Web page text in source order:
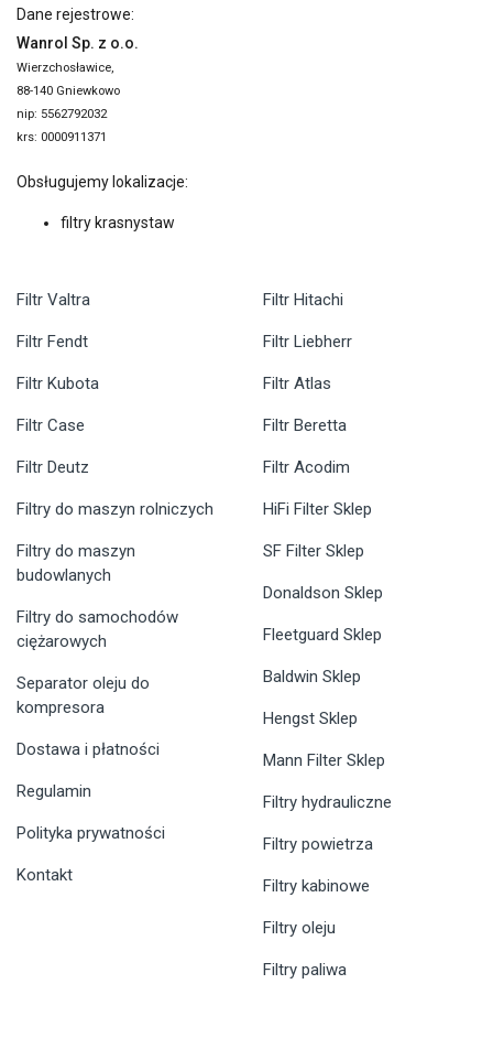
Dane rejestrowe:
Wanrol Sp. z o.o.
Wierzchosławice,
88-140 Gniewkowo
nip: 5562792032
krs: 0000911371
Obsługujemy lokalizacje:
filtry krasnystaw
Filtr Valtra
Filtr Fendt
Filtr Kubota
Filtr Case
Filtr Deutz
Filtr Hitachi
Filtr Liebherr
Filtr Atlas
Filtr Beretta
Filtr Acodim
Filtry do maszyn rolniczych
Filtry do maszyn
budowlanych
Filtry do samochodów
ciężarowych
Separator oleju do
kompresora
Dostawa i płatności
Regulamin
Polityka prywatności
Kontakt
HiFi Filter Sklep
SF Filter Sklep
Donaldson Sklep
Fleetguard Sklep
Baldwin Sklep
Hengst Sklep
Mann Filter Sklep
Filtry hydrauliczne
Filtry powietrza
Filtry kabinowe
Filtry oleju
Filtry paliwa